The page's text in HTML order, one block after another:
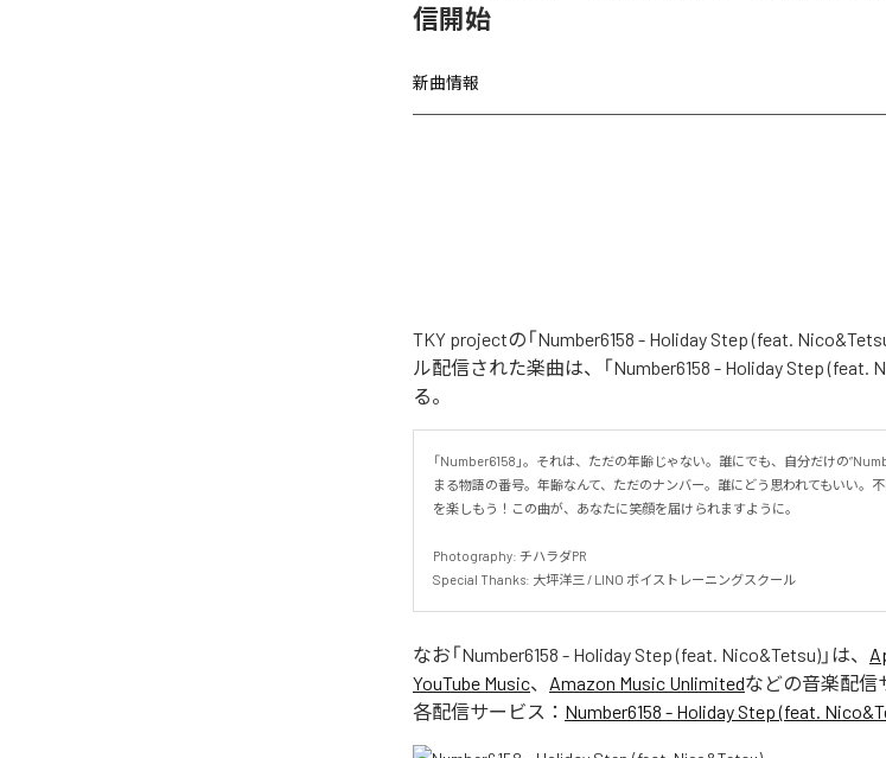
信開始
新曲情報
TKY projectの「Number6158 - Holiday Step (feat.
ル配信された楽曲は、「Number6158 - Holiday Step (feat.
る。
「Number6158」。それは、ただの年齢じゃない。誰にでも、自分だけの
まる物語の番号。年齢なんて、ただのナンバー。誰にどう思われてもいい。
を楽しもう！この曲が、あなたに笑顔を届けられますように。
Photography: チハラダPR
Special Thanks: 大坪洋三 / LINO ボイストレーニングスクール
なお「Number6158 - Holiday Step (feat. Nico&Tetsu) 」は、
YouTube Music、 Amazon Music Unlimitedなどの音楽配信
各配信サービス： Number6158 - Holiday Step (feat.